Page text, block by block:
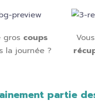
gros coups
la journée ?
partie